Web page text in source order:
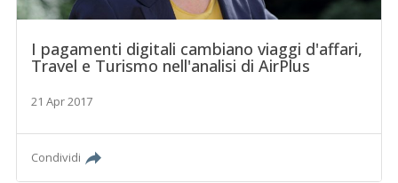
I pagamenti digitali cambiano viaggi d'affari,
Travel e Turismo nell'analisi di AirPlus
21 Apr 2017
Condividi